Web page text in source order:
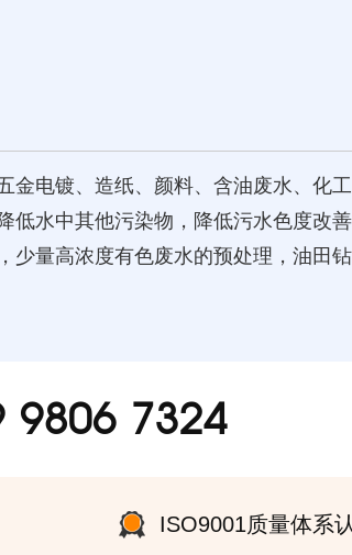
金电镀、造纸、颜料、含油废水、化
低水中其他污染物，降低污水色度改
少量高浓度有色废水的预处理，油田
9806 7324
ISO9001质量体系